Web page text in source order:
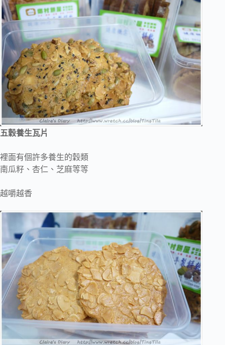
五穀養生瓦片
裡面有個許多養生的穀類
南瓜籽、杏仁、芝麻等等
越嚼越香